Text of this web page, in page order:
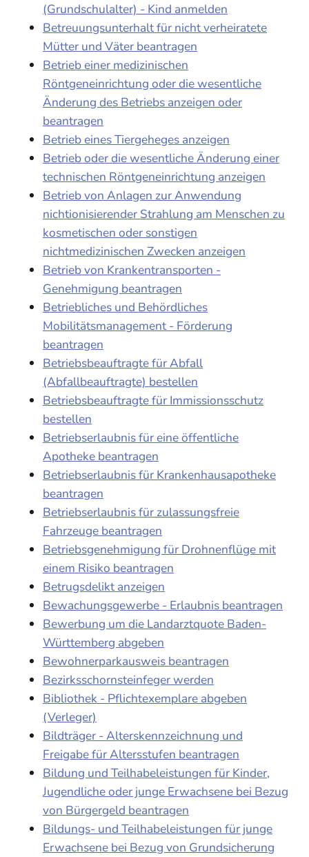
(Grundschulalter) - Kind anmelden
Betreuungsunterhalt für nicht verheiratete
Mütter und Väter beantragen
Betrieb einer medizinischen
Röntgeneinrichtung oder die wesentliche
Änderung des Betriebs anzeigen oder
beantragen
Betrieb eines Tiergeheges anzeigen
Betrieb oder die wesentliche Änderung einer
technischen Röntgeneinrichtung anzeigen
Betrieb von Anlagen zur Anwendung
nichtionisierender Strahlung am Menschen zu
kosmetischen oder sonstigen
nichtmedizinischen Zwecken anzeigen
Betrieb von Krankentransporten -
Genehmigung beantragen
Betriebliches und Behördliches
Mobilitätsmanagement - Förderung
beantragen
Betriebsbeauftragte für Abfall
(Abfallbeauftragte) bestellen
Betriebsbeauftragte für Immissionsschutz
bestellen
Betriebserlaubnis für eine öffentliche
Apotheke beantragen
Betriebserlaubnis für Krankenhausapotheke
beantragen
Betriebserlaubnis für zulassungsfreie
Fahrzeuge beantragen
Betriebsgenehmigung für Drohnenflüge mit
einem Risiko beantragen
Betrugsdelikt anzeigen
Bewachungsgewerbe - Erlaubnis beantragen
Bewerbung um die Landarztquote Baden-
Württemberg abgeben
Bewohnerparkausweis beantragen
Bezirksschornsteinfeger werden
Bibliothek - Pflichtexemplare abgeben
(Verleger)
Bildträger - Alterskennzeichnung und
Freigabe für Altersstufen beantragen
Bildung und Teilhabeleistungen für Kinder,
Jugendliche oder junge Erwachsene bei Bezug
von Bürgergeld beantragen
Bildungs- und Teilhabeleistungen für junge
Erwachsene bei Bezug von Grundsicherung